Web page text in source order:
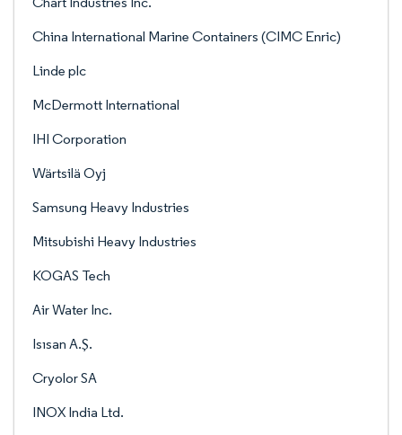
China International Marine Containers (CIMC Enric)
Linde plc
McDermott International
IHI Corporation
Wärtsilä Oyj
Samsung Heavy Industries
Mitsubishi Heavy Industries
KOGAS Tech
Air Water Inc.
Isısan A.Ş.
Cryolor SA
INOX India Ltd.